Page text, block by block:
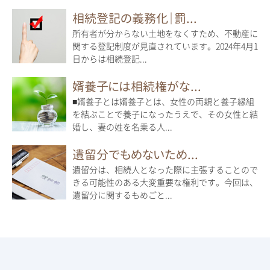
相続登記の義務化｜罰...
所有者が分からない土地をなくすため、不動産に
関する登記制度が見直されています。2024年4月1
日からは相続登記...
婿養子には相続権がな...
■婿養子とは婿養子とは、女性の両親と養子縁組
を結ぶことで養子になったうえで、その女性と結
婚し、妻の姓を名乗る人...
遺留分でもめないため...
遺留分は、相続人となった際に主張することので
きる可能性のある大変重要な権利です。今回は、
遺留分に関するもめごと...